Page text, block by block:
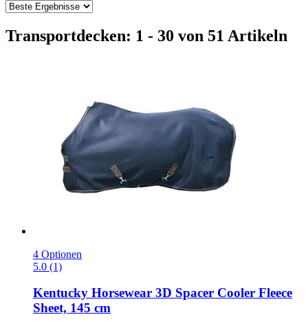
Transportdecken: 1 - 30 von 51 Artikeln
4 Optionen
5.0 (1)
Kentucky Horsewear 3D Spacer Cooler Fleece
Sheet, 145 cm